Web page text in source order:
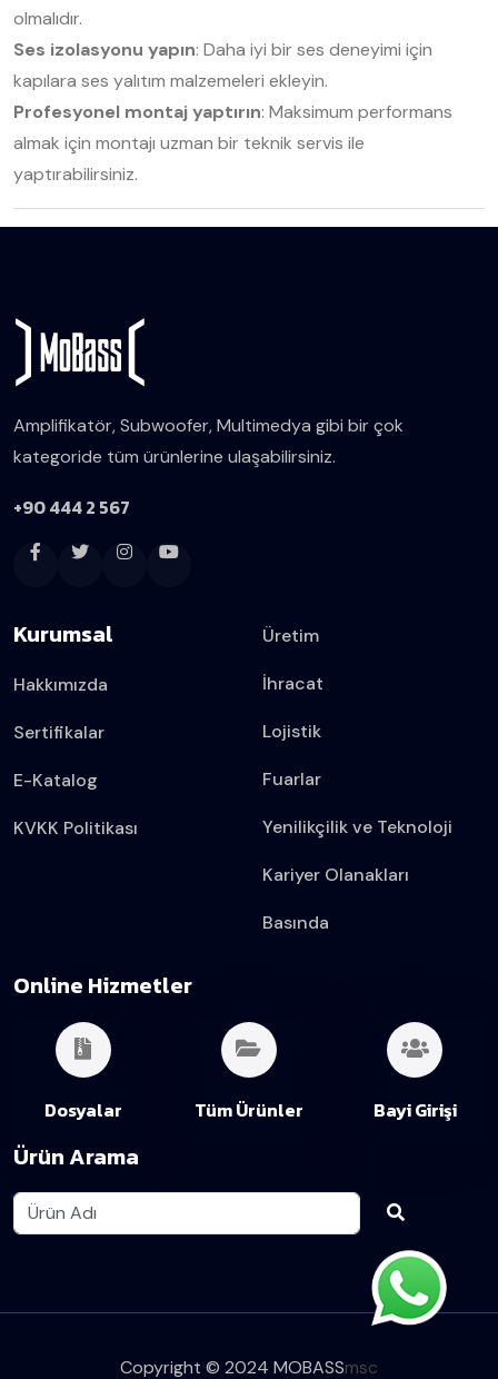
olmalıdır.
Ses izolasyonu yapın: Daha iyi bir ses deneyimi için
kapılara ses yalıtım malzemeleri ekleyin.
Profesyonel montaj yaptırın: Maksimum performans
almak için montajı uzman bir teknik servis ile
yaptırabilirsiniz.
Amplifikatör, Subwoofer, Multimedya gibi bir çok
kategoride tüm ürünlerine ulaşabilirsiniz.
+90 444 2 567
Kurumsal
Hakkımızda
Sertifikalar
E-Katalog
KVKK Politikası
Üretim
İhracat
Lojistik
Fuarlar
Yenilikçilik ve Teknoloji
Kariyer Olanakları
Basında
Online Hizmetler
Dosyalar Tüm Ürünler Bayi Girişi
Ürün Arama
Copyright © 2024 MOBASSmsc